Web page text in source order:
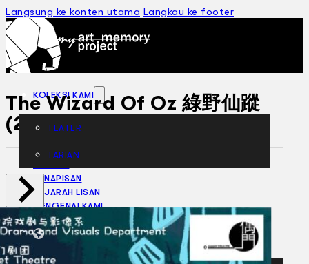
Langsung ke konten utama Langkau ke footer
KOLEKSI KAMI
TEATER
TARIAN
PENAPISAN
SEJARAH LISAN
MENGENAI KAMI
HUBUNGI KAMI
BM
The Wizard Of Oz 綠野仙蹤
(2018)